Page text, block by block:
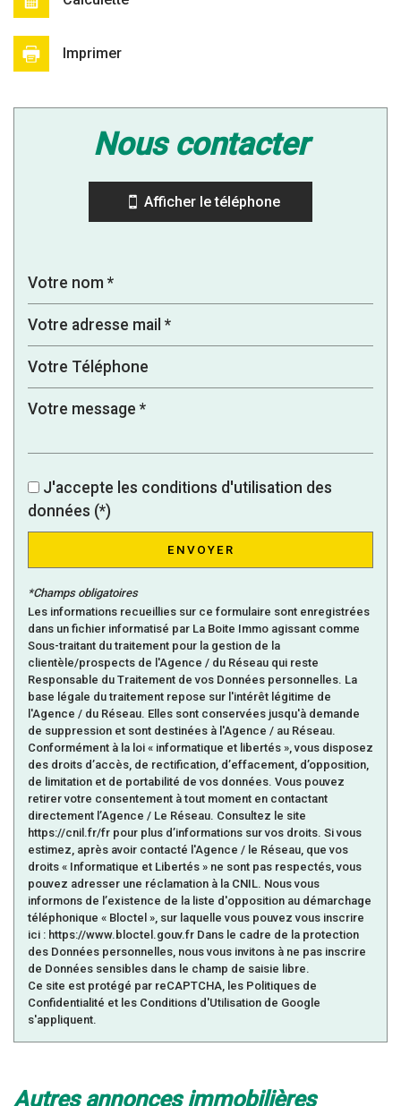
Collège
École maternelle
Lycée
Bureau de poste
Mairie
statistiques
Nombre d'habitants
30 994
Propriétaires (vs. locataires)
43,16 %
Taxe habitation
Habitants de moins de 25 ans
34,50 %
Habitants de 25 à 55 ans
Habitants de plus de 55 ans
28,53 %
Nombre d'enfants par famille
Familles sans enfant
43,36 %
Familles avec 1 ou 2 enfants
8,41 %
Maisons
56,91 %
Appartements
43,09 %
Familles avec 3 enfants
Imprimer
nous contacter
Afficher le téléphone
J'accepte les conditions d'utilisation des
données (*)
ENVOYER
*Champs obligatoires
Les informations recueillies sur ce formulaire sont enregistrées
dans un fichier informatisé par La Boite Immo agissant comme
Sous-traitant du traitement pour la gestion de la
clientèle/prospects de l'Agence / du Réseau qui reste
Responsable du Traitement de vos Données personnelles. La
base légale du traitement repose sur l'intérêt légitime de
l'Agence / du Réseau. Elles sont conservées jusqu'à demande
de suppression et sont destinées à l'Agence / au Réseau.
Conformément à la loi « informatique et libertés », vous disposez
des droits d’accès, de rectification, d’effacement, d’opposition,
de limitation et de portabilité de vos données. Vous pouvez
retirer votre consentement à tout moment en contactant
directement l’Agence / Le Réseau. Consultez le site
https://cnil.fr/fr pour plus d’informations sur vos droits. Si vous
estimez, après avoir contacté l'Agence / le Réseau, que vos
droits « Informatique et Libertés » ne sont pas respectés, vous
pouvez adresser une réclamation à la CNIL. Nous vous
informons de l’existence de la liste d'opposition au démarchage
téléphonique « Bloctel », sur laquelle vous pouvez vous inscrire
ici : https://www.bloctel.gouv.fr Dans le cadre de la protection
des Données personnelles, nous vous invitons à ne pas inscrire
de Données sensibles dans le champ de saisie libre.
Ce site est protégé par reCAPTCHA, les Politiques de
Confidentialité et les Conditions d'Utilisation de Google
s'appliquent.
autres annonces immobilières